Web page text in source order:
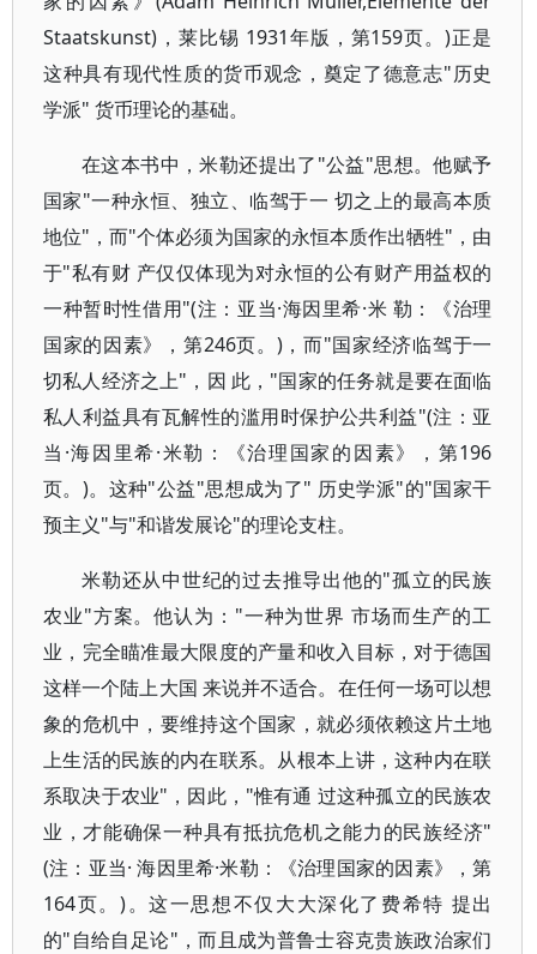
Staatskunst)，莱比锡 1931年版，第159页。)正是
这种具有现代性质的货币观念，奠定了德意志"历史
学派" 货币理论的基础。
在这本书中，米勒还提出了"公益"思想。他赋予
国家"一种永恒、独立、临驾于一 切之上的最高本质
地位"，而"个体必须为国家的永恒本质作出牺牲"，由
于"私有财 产仅仅体现为对永恒的公有财产用益权的
一种暂时性借用"(注：亚当·海因里希·米 勒：《治理
国家的因素》，第246页。)，而"国家经济临驾于一
切私人经济之上"，因 此，"国家的任务就是要在面临
私人利益具有瓦解性的滥用时保护公共利益"(注：亚
当·海因里希·米勒：《治理国家的因素》，第196
页。)。这种"公益"思想成为了" 历史学派"的"国家干
预主义"与"和谐发展论"的理论支柱。
米勒还从中世纪的过去推导出他的"孤立的民族
农业"方案。他认为："一种为世界 市场而生产的工
业，完全瞄准最大限度的产量和收入目标，对于德国
这样一个陆上大国 来说并不适合。在任何一场可以想
象的危机中，要维持这个国家，就必须依赖这片土地
上生活的民族的内在联系。从根本上讲，这种内在联
系取决于农业"，因此，"惟有通 过这种孤立的民族农
业，才能确保一种具有抵抗危机之能力的民族经济"
(注：亚当· 海因里希·米勒：《治理国家的因素》，第
164页。)。这一思想不仅大大深化了费希特 提出
的"自给自足论"，而且成为普鲁士容克贵族政治家们